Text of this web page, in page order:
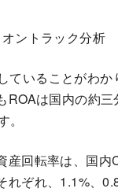
ントラック分析
ていることがわ
ROAは国内の約
産回転率は、国
ぞれ、1.1%、